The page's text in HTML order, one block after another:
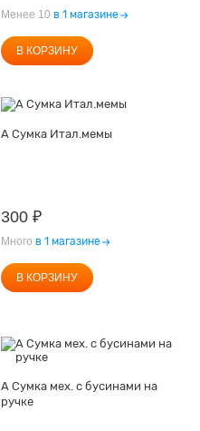
Менее 10 в 1 магазине
В КОРЗИНУ
А Сумка Итал.мемы
300 ₽
Много в 1 магазине
В КОРЗИНУ
А Сумка мех. с бусинами на
ручке